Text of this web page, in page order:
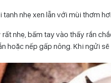
nhẹ xen lẫn với mùi thơm
nhẹ, bấm tay vào thấy rắn
hoặc nếp gấp nông. Khi ngửi